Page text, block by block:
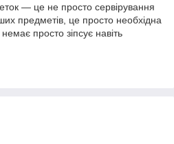
— це не просто сервірування
предметів, це просто необхідна
просто зіпсує навіть